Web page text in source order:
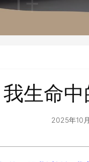
我生命
2025年10